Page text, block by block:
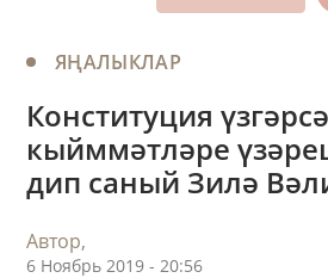
ЯҢАЛЫКЛАР
Конституция
кыйммәтләре
дип саный Зилә
Автор,
6 Ноябрь 2019 - 20:56